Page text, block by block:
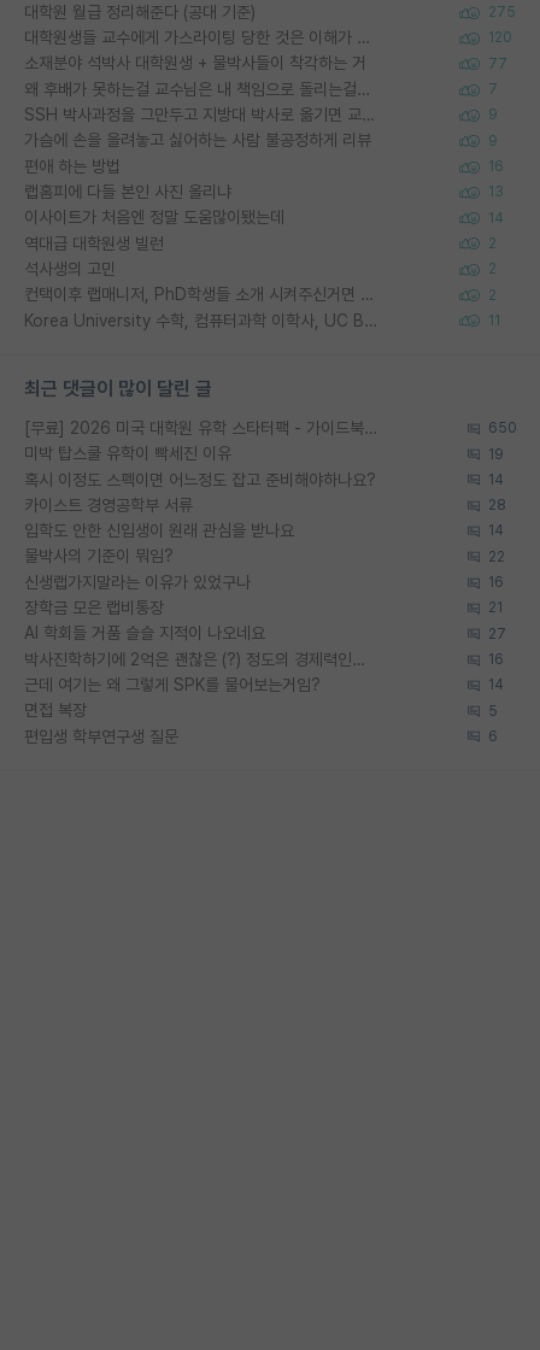
대학원 월급 정리해준다 (공대 기준) 275
대학원생들 교수에게 가스라이팅 당한 것은 이해가 갑니다. 안타깝네요. 120
소재분야 석박사 대학원생 + 물박사들이 착각하는 거 77
왜 후배가 못하는걸 교수님은 내 책임으로 돌리는걸까요? 7
SSH 박사과정을 그만두고 지방대 박사로 옮기면 교수의 꿈은 끝일까요? 9
가슴에 손을 올려놓고 싫어하는 사람 불공정하게 리뷰 9
편애 하는 방법 16
랩홈피에 다들 본인 사진 올리냐 13
이사이트가 처음엔 정말 도움많이됐는데 14
역대급 대학원생 빌런 2
석사생의 고민 2
컨택이후 랩매니저, PhD학생들 소개 시켜주신거면 거의 컨펌에 가깝나요? 2
Korea University 수학, 컴퓨터과학 이학사, UC Berkeley 산업공학 대학원 공학박사가 되는 것은 쉽지 않겠죠? 11
최근 댓글이 많이 달린 글
[무료] 2026 미국 대학원 유학 스타터팩 - 가이드북 & 합격자 컨택메일 템플릿 650
미박 탑스쿨 유학이 빡세진 이유 19
혹시 이정도 스펙이면 어느정도 잡고 준비해야하나요? 14
카이스트 경영공학부 서류 28
입학도 안한 신입생이 원래 관심을 받나요 14
물박사의 기준이 뭐임? 22
신생랩가지말라는 이유가 있었구나 16
장학금 모은 랩비통장 21
AI 학회들 거품 슬슬 지적이 나오네요 27
박사진학하기에 2억은 괜찮은 (?) 정도의 경제력인가요 16
근데 여기는 왜 그렇게 SPK를 물어보는거임? 14
면접 복장 5
편입생 학부연구생 질문 6